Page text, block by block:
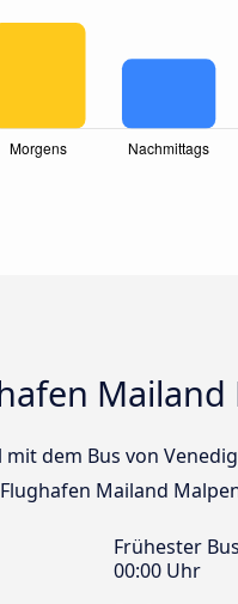
Mailand
dem Bus von
Mailand
Frühester Bus
00:00 Uhr